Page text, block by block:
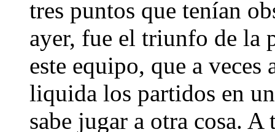
tres puntos que tenían
ayer, fue el triunfo de la
este equipo, que a
liquida los partidos en
sabe jugar a otra cosa.